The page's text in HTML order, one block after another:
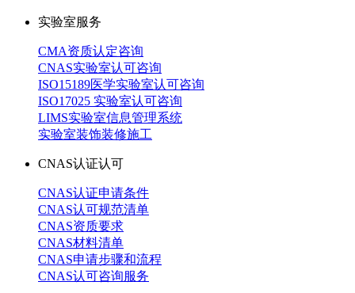
实验室服务
CMA资质认定咨询
CNAS实验室认可咨询
ISO15189医学实验室认可咨询
ISO17025 实验室认可咨询
LIMS实验室信息管理系统
实验室装饰装修施工
CNAS认证认可
CNAS认证申请条件
CNAS认可规范清单
CNAS资质要求
CNAS材料清单
CNAS申请步骤和流程
CNAS认可咨询服务